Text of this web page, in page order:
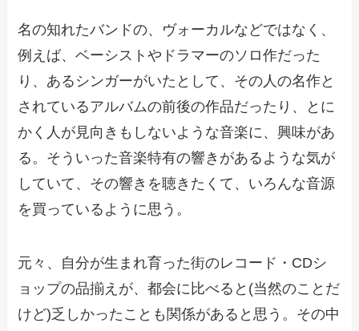
名の知れたバンドの、ヴォーカルなどではなく、
例えば、ベーシストやドラマーのソロ作だった
り、あるシンガーがいたとして、その人の名作と
されているアルバムの前後の作品だったり、とに
かく人が見向きもしないような音楽に、興味があ
る。そういった音楽特有の響きがあるような気が
していて、その響きを聴きたくて、いろんな音源
を買っているように思う。
元々、自分が生まれ育った街のレコード・CDシ
ョップの品揃えが、都会に比べると(当然のことだ
けど)乏しかったことも関係があると思う。その中